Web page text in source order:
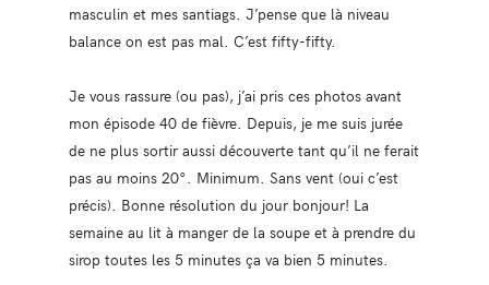
masculin et mes santiags. J’pense que là niveau
balance on est pas mal. C’est fifty-fifty.
Je vous rassure (ou pas), j’ai pris ces photos avant
mon épisode 40 de fièvre. Depuis, je me suis jurée
de ne plus sortir aussi découverte tant qu’il ne ferait
pas au moins 20°. Minimum. Sans vent (oui c’est
précis). Bonne résolution du jour bonjour! La
semaine au lit à manger de la soupe et à prendre du
sirop toutes les 5 minutes ça va bien 5 minutes.